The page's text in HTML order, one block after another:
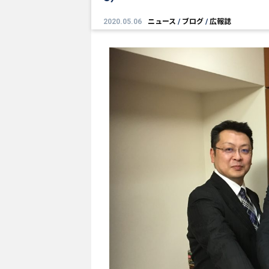
2020.05.06 ニュース / ブログ /広報誌